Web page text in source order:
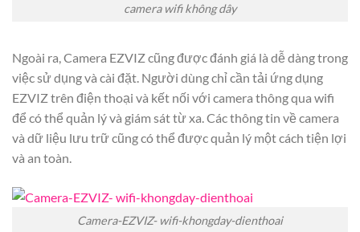
camera wifi không dây
Ngoài ra, Camera EZVIZ cũng được đánh giá là dễ dàng trong
việc sử dụng và cài đặt. Người dùng chỉ cần tải ứng dụng
EZVIZ trên điện thoại và kết nối với camera thông qua wifi
để có thể quản lý và giám sát từ xa. Các thông tin về camera
và dữ liệu lưu trữ cũng có thể được quản lý một cách tiện lợi
và an toàn.
Camera-EZVIZ- wifi-khongday-dienthoai